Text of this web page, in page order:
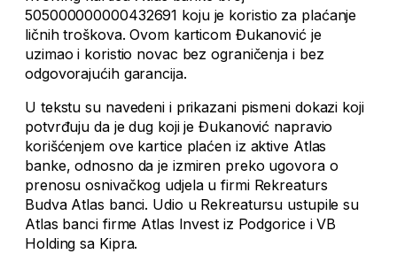
505000000000432691 koju je koristio za plaćanje
ličnih troškova. Ovom karticom Đukanović je
uzimao i koristio novac bez ograničenja i bez
odgovorajućih garancija.
U tekstu su navedeni i prikazani pismeni dokazi koji
potvrđuju da je dug koji je Đukanović napravio
korišćenjem ove kartice plaćen iz aktive Atlas
banke, odnosno da je izmiren preko ugovora o
prenosu osnivačkog udjela u firmi Rekreaturs
Budva Atlas banci. Udio u Rekreatursu ustupile su
Atlas banci firme Atlas Invest iz Podgorice i VB
Holding sa Kipra.